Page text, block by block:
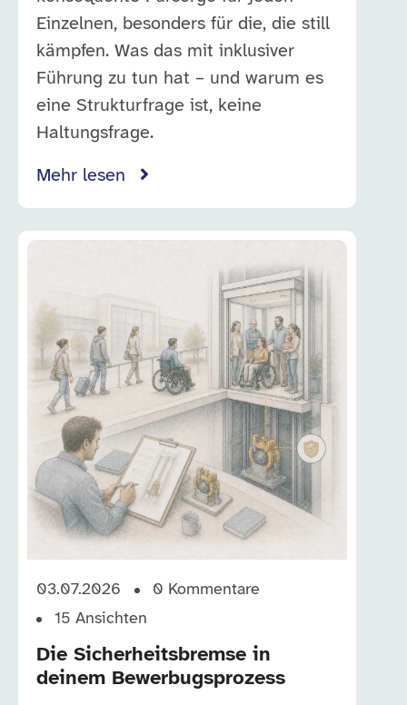
Einzelnen, besonders für die, die still
kämpfen. Was das mit inklusiver
Führung zu tun hat – und warum es
eine Strukturfrage ist, keine
Haltungsfrage.
Mehr lesen
03.07.2026 0 Kommentare
15 Ansichten
Die Sicherheitsbremse in
deinem Bewerbugsprozess